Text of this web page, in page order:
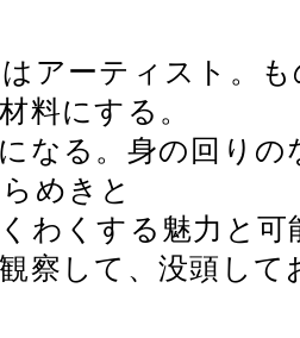
アーティスト。
料にする。
なる。身の回り
めきと
わくする魅力と
察して、没頭し